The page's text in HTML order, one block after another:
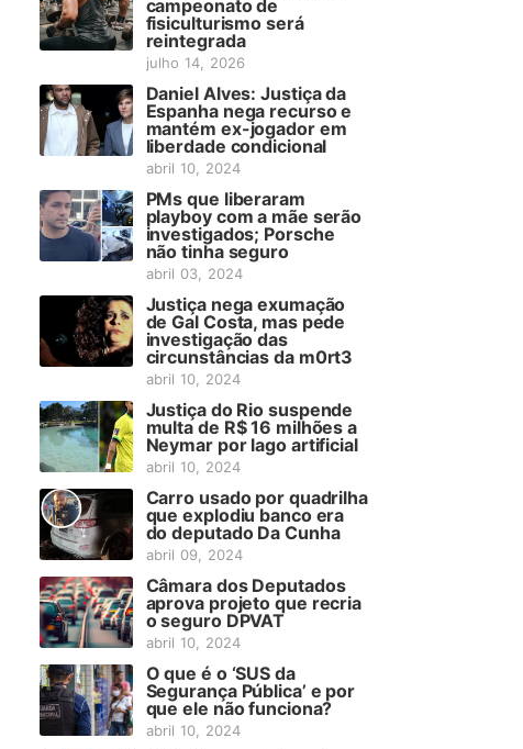
campeonato de
fisiculturismo será
reintegrada
julho 14, 2026
Daniel Alves: Justiça da
Espanha nega recurso e
mantém ex-jogador em
liberdade condicional
abril 10, 2024
PMs que liberaram
playboy com a mãe serão
investigados; Porsche
não tinha seguro
abril 03, 2024
Justiça nega exumação
de Gal Costa, mas pede
investigação das
circunstâncias da m0rt3
abril 10, 2024
Justiça do Rio suspende
multa de R$ 16 milhões a
Neymar por lago artificial
abril 10, 2024
Carro usado por quadrilha
que explodiu banco era
do deputado Da Cunha
abril 09, 2024
Câmara dos Deputados
aprova projeto que recria
o seguro DPVAT
abril 10, 2024
O que é o ‘SUS da
Segurança Pública’ e por
que ele não funciona?
abril 10, 2024